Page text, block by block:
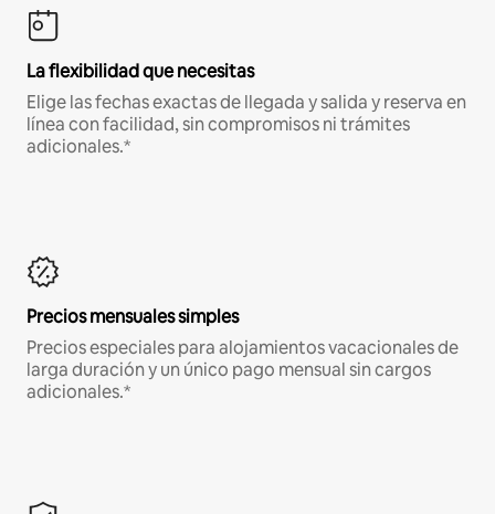
La flexibilidad que necesitas
Elige las fechas exactas de llegada y salida y reserva en
línea con facilidad, sin compromisos ni trámites
adicionales.*
Precios mensuales simples
Precios especiales para alojamientos vacacionales de
larga duración y un único pago mensual sin cargos
adicionales.*